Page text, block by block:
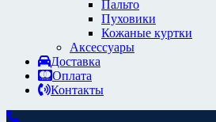
Пальто
Пуховики
Кожаные куртки
Аксессуары
Доставка
Оплата
Контакты